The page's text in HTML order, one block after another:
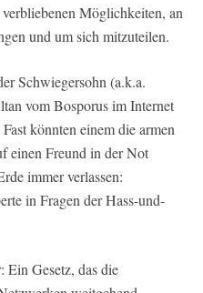
Möglichkeiten, an
und um sich mitzuteilen.
Schwiegersohn (a.k.a.
vom Bosporus im Internet
könnten einem die armen
einen Freund in der Not
immer verlassen:
in Fragen der Hass-und-
Gesetz, das die